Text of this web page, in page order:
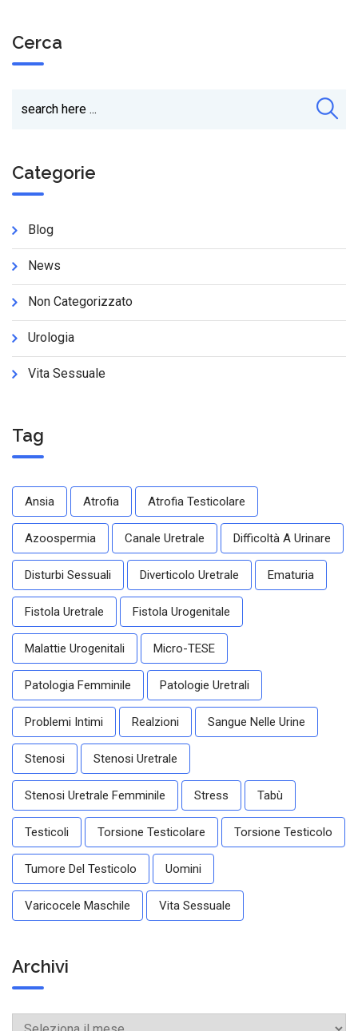
Cerca
Categorie
Blog
News
Non Categorizzato
Urologia
Vita Sessuale
Tag
Ansia Atrofia Atrofia Testicolare
Azoospermia Canale Uretrale Difficoltà A Urinare
Disturbi Sessuali Diverticolo Uretrale Ematuria
Fistola Uretrale Fistola Urogenitale
Malattie Urogenitali Micro-TESE
Patologia Femminile Patologie Uretrali
Problemi Intimi Realzioni Sangue Nelle Urine
Stenosi Stenosi Uretrale
Stenosi Uretrale Femminile Stress Tabù
Testicoli Torsione Testicolare Torsione Testicolo
Tumore Del Testicolo Uomini
Varicocele Maschile Vita Sessuale
Archivi
Archivi